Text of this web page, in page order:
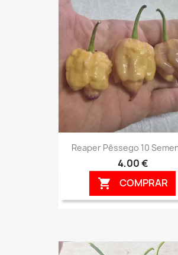
Reaper Pêssego 10
4,00 €
 COMPRAR